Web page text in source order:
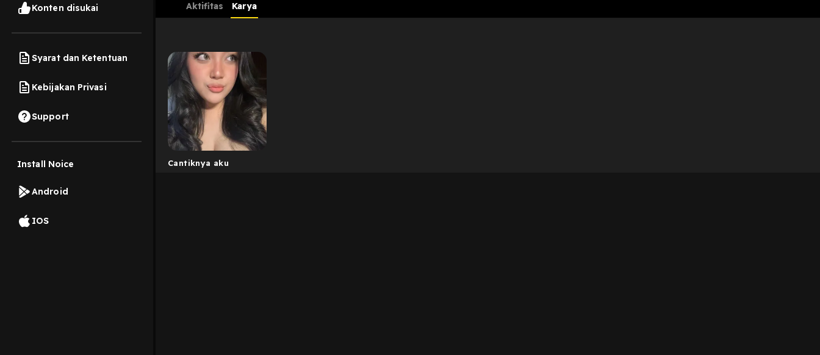
Konten disukai
Syarat dan Ketentuan
Kebijakan Privasi
Support
Install Noice
Android
IOS
Aktifitas Karya
Cantiknya aku